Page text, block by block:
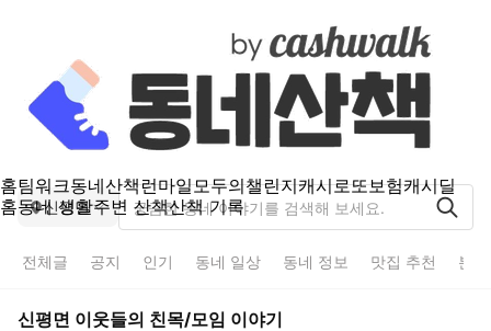
홈팀워크동네산책런마일모두의챌린지캐시로또보험캐시딜
홈동네 생활주변 산책산책 기록
신평면
전체글 공지 인기 동네 일상 동네 정보 맛집 추천 분
신평면 이웃들의 친목/모임 이야기